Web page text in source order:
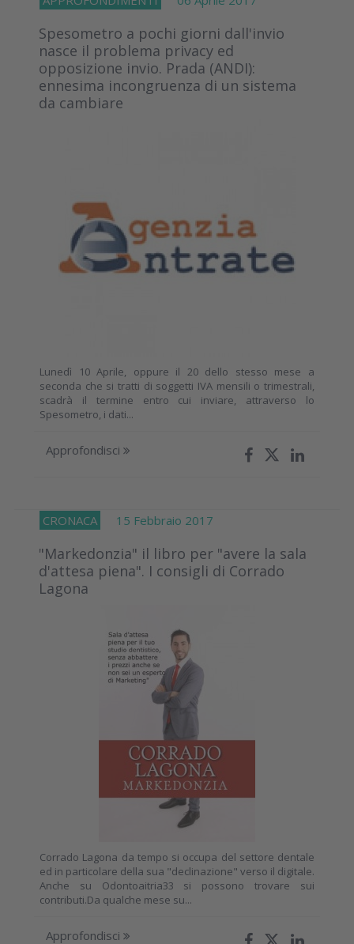
Spesometro a pochi giorni dall'invio
nasce il problema privacy ed
opposizione invio. Prada (ANDI):
ennesima incongruenza di un sistema
da cambiare
Lunedì 10 Aprile, oppure il 20 dello stesso mese a
seconda che si tratti di soggetti IVA mensili o trimestrali,
scadrà il termine entro cui inviare, attraverso lo
Spesometro, i dati...
Approfondisci
CRONACA 15 Febbraio 2017
"Markedonzia" il libro per "avere la sala
d'attesa piena". I consigli di Corrado
Lagona
Corrado Lagona da tempo si occupa del settore dentale
ed in particolare della sua "declinazione" verso il digitale.
Anche su Odontoaitria33 si possono trovare sui
contributi.Da qualche mese su...
Approfondisci